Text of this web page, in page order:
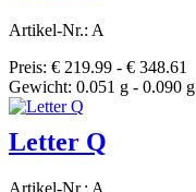
Artikel-Nr.: A
Preis: € 219.99 - € 348.61
Gewicht: 0.051 g - 0.090 g
Letter Q
Artikel-Nr.: A